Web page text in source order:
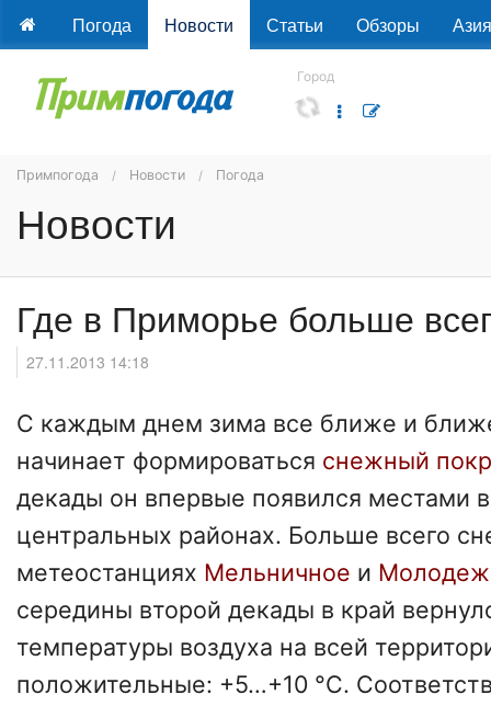
Погода Новости Статьи Обзоры Азия
Город
Примпогода Новости Погода
Новости
Где в Приморье больше
27.11.2013 14:18
С каждым днем зима все ближе и
начинает формироваться снежный
декады он впервые появился местами
центральных районах. Больше всего
метеостанциях Мельничное и
середины второй декады в край
температуры воздуха на всей
положительные: +5…+10 °С.